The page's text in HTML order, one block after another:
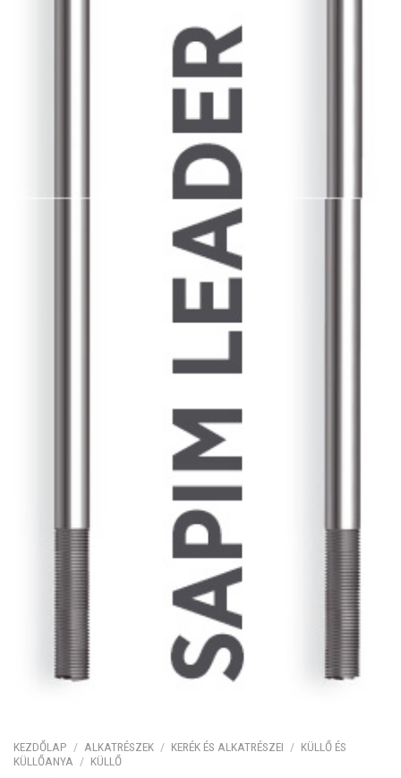
KEZDŐLAP / ALKATRÉSZEK / KERÉK ÉS ALKATRÉSZEI / KÜLLŐ ÉS
KÜLLŐANYA / KÜLLŐ